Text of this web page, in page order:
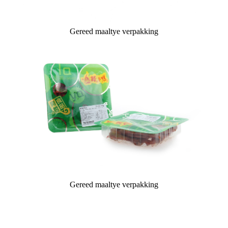
Gereed maaltye verpakking
Gereed maaltye verpakking